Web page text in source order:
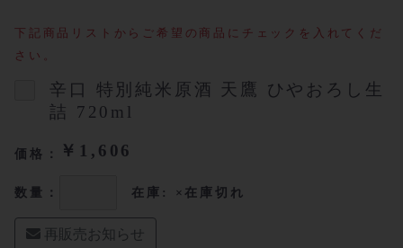
下記商品リストからご希望の商品にチェックを入れてくだ
さい。
辛口 特別純米原酒 天鷹 ひやおろし生
詰 720ml
価格： ￥1,606
数量： 在庫: ×在庫切れ
再販売お知らせ